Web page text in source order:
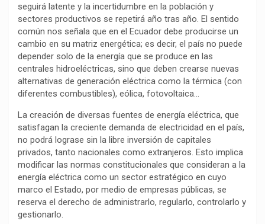
seguirá latente y la incertidumbre en la población y
sectores productivos se repetirá año tras año. El sentido
común nos señala que en el Ecuador debe producirse un
cambio en su matriz energética; es decir, el país no puede
depender solo de la energía que se produce en las
centrales hidroeléctricas, sino que deben crearse nuevas
alternativas de generación eléctrica como la térmica (con
diferentes combustibles), eólica, fotovoltaica…
La creación de diversas fuentes de energía eléctrica, que
satisfagan la creciente demanda de electricidad en el país,
no podrá lograse sin la libre inversión de capitales
privados, tanto nacionales como extranjeros. Esto implica
modificar las normas constitucionales que consideran a la
energía eléctrica como un sector estratégico en cuyo
marco el Estado, por medio de empresas públicas, se
reserva el derecho de administrarlo, regularlo, controlarlo y
gestionarlo.